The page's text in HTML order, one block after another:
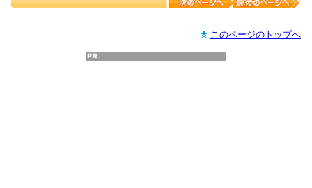
このページのトップへ